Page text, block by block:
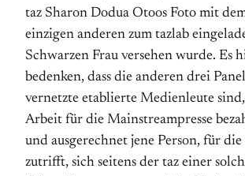
taz Sharon Dodua Otoos Foto mit
einzigen anderen zum tazlab
Schwarzen Frau versehen wurde. Es
bedenken, dass die anderen drei
vernetzte etablierte Medienleute
Arbeit für die Mainstreampresse
und ausgerechnet jene Person, für
zutrifft, sich seitens der taz einer